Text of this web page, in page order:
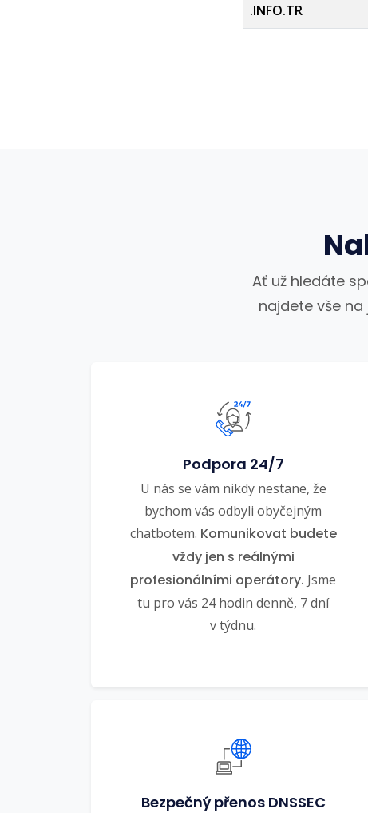
.INFO.TR
Ať už hledáte
najdete vše
Podpora 24/7
U nás se vám nikdy nestane, že
bychom vás odbyli obyčejným
chatbotem. Komunikovat budete
vždy jen s reálnými
profesionálními operátory. Jsme
tu pro vás 24 hodin denně, 7 dní
v týdnu.
Bezpečný přenos DNSSEC